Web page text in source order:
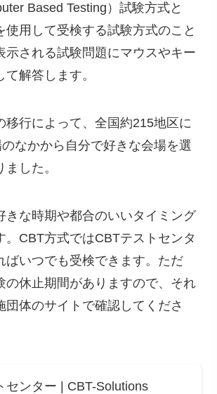
Based Testing）試験方式と
使用して受検する試験方式のこと
示される試験問題にマウスやキー
解答します。
移行によって、全国約215地区に
なかから自分で好きな会場を選
した。
きな時期や都合のいいタイミング
。CBT方式ではCBTテストセンタ
ばいつでも受検できます。ただ
の休止期間がありますので、それ
団体のサイトで確認してくださ
センター | CBT-Solutions